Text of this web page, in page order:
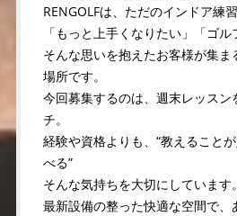
RENGOLFは、ただのインドア練
「もっと上手くなりたい」「ゴル
そんな思いを抱えたお客様が集
場所です。
今回募集するのは、週末レッスン
チ。
経験や資格よりも、“教えること
べる”
そんな気持ちを大切にしています。
最新設備の整った快適な空間で